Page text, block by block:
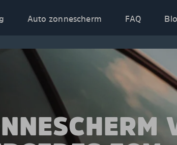
Auto zonnescherm FAQ